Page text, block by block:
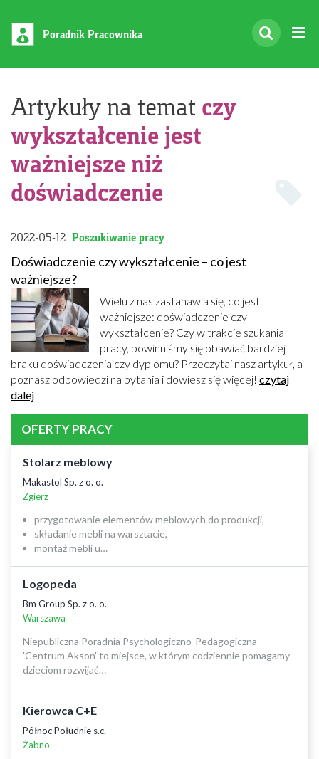
Poradnik Pracownika
Artykuły na temat czy
wykształcenie jest
ważniejsze niż
doświadczenie
2022-05-12 Poszukiwanie pracy
Doświadczenie czy wykształcenie – co jest
ważniejsze?
Wielu z nas zastanawia się, co jest
ważniejsze: doświadczenie czy
wykształcenie? Czy w trakcie szukania
pracy, powinniśmy się obawiać bardziej
braku doświadczenia czy dyplomu? Przeczytaj nasz artykuł, a
poznasz odpowiedzi na pytania i dowiesz się więcej! czytaj
dalej
OFERTY PRACY
Stolarz meblowy
Makastol Sp. z o. o.
Zgierz
przygotowanie elementów meblowych do produkcji,
składanie mebli na warsztacie,
montaż mebli u…
Logopeda
Bm Group Sp. z o. o.
Warszawa
Niepubliczna Poradnia Psychologiczno-Pedagogiczna
'Centrum Akson' to miejsce, w którym codziennie pomagamy
dzieciom rozwijać…
Kierowca C+E
Północ Południe s.c.
Żabno